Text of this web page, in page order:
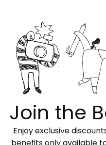
Join the
Enjoy exclusive
benefits only available